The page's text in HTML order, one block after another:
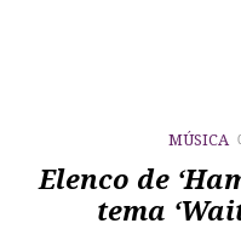
MÚSICA
Elenco de
tema